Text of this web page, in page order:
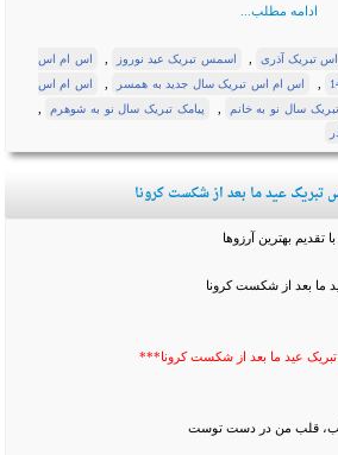
ادامه مطلب...
تبریک آذری اسمس تبریک عید نوروز
اس ام اس
اس ام اس تبریک سال جدید به همسر
اس ام اس
سال نو به خانم پیامک تبریک سال نو به شوهرم
عید ما بعد از شکست کرونا
با تقدیم بهترین آرزوها
ما بعد از شکست کرونا
عید ما بعد از شکست کرونا***
قلب من در دست توست